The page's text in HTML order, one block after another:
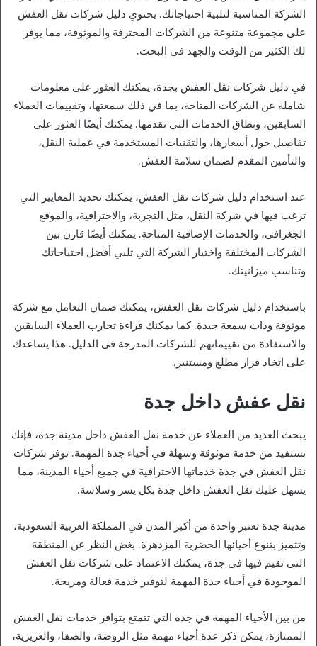
الشركة المناسبة لتلبية احتياجاتك. يحتوي دليل شركات نقل العفش
على مجموعة متنوعة من الشركات المحترفة والموثوقة، مما يوفر
لك الكثير من الوقت والجهد في البحث.
في دليل شركات نقل العفش بجدة، يمكنك العثور على معلومات
شاملة عن الشركات المتاحة، بما في ذلك سمعتها، وتقييمات العملاء
السابقين، ونطاق الخدمات التي تقدمها. يمكنك أيضًا العثور على
تفاصيل حول أسعارها، والتقنيات المستخدمة في عملية النقل،
والتأمين المقدم لضمان سلامة العفش.
عند استخدام دليل شركات نقل العفش، يمكنك تحديد المعايير التي
ترغب فيها في شركة النقل، مثل التجربة، والاحترافية، والموقع
الجغرافي، والخدمات الإضافية المتاحة. يمكنك أيضًا قارن بين
الشركات المختلفة واختيار الشركة التي تلبي أفضل احتياجاتك
وتناسب ميزانيتك.
باستخدام دليل شركات نقل العفش، يمكنك ضمان التعامل مع شركة
موثوقة وذات سمعة جيدة. كما يمكنك قراءة تجارب العملاء السابقين
والاستفادة من تقييماتهم للشركات المدرجة في الدليل. هذا يساعدك
على اتخاذ قرار مطلع ومستنير.
نقل عفش داخل جدة
يبحث العديد من العملاء عن خدمة نقل العفش داخل مدينة جدة، فإنك
تستفيد من خدمة موثوقة وسهلة في أحياء جدة المهمة. توفر شركات
نقل العفش في جدة خدماتها الاحترافية في جميع أحياء المدينة، مما
يسهل عليك نقل العفش داخل جدة بكل يسر وسلاسة.
مدينة جدة تعتبر واحدة من أكبر المدن في المملكة العربية السعودية،
وتتميز بتنوع أحيائها الحضرية المزدهرة. بغض النظر عن المنطقة
التي تقيم فيها في جدة، يمكنك الاعتماد على شركات نقل العفش
الموجودة في أحياء جدة المهمة لتوفير خدمة فعالة ومريحة.
من بين الأحياء المهمة في جدة التي تتمتع بتوافر خدمات نقل العفش
الممتازة، يمكن ذكر عدة أحياء مهمة مثل الروضة، والصفا، والعزيزية،